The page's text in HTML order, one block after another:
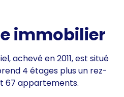
immobilier
achevé en 2011, est situé
4 étages plus un rez-
67 appartements.